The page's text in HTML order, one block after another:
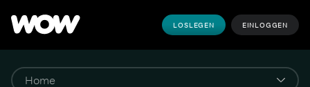
LOSLEGEN EINLOGGEN